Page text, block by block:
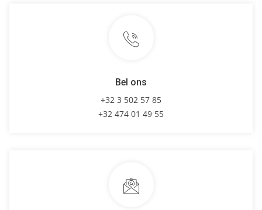
Bel ons
+32 3 502 57 85
+32 474 01 49 55